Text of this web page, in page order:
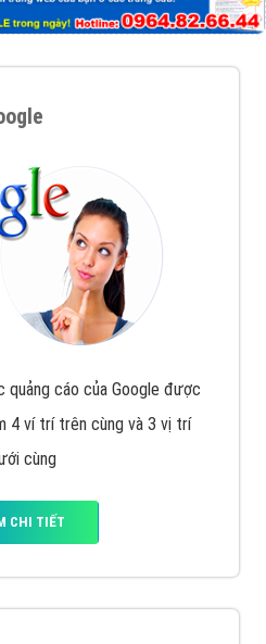
quảng cáo của Google được
4 ví trí trên cùng và 3 vị trí
cùng
CHI TIẾT